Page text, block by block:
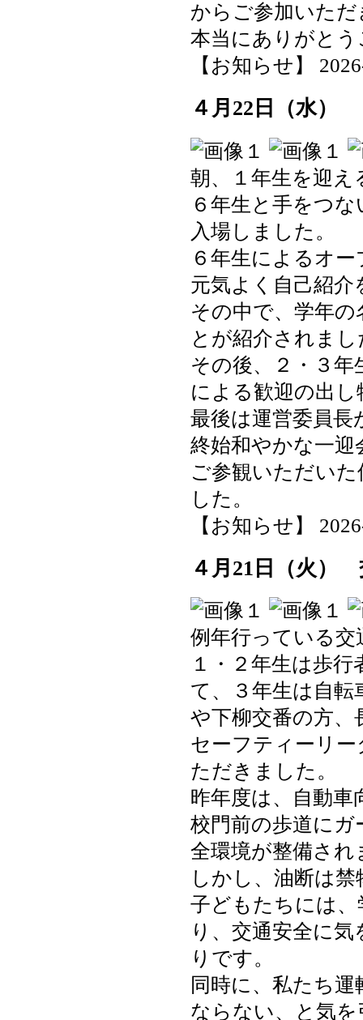
からご参加いた
本当にありがと
【お知らせ】
４月22日（水）
朝、１年生を迎え
６年生と手をつ
入場しました。
６年生によるオ
元気よく自己紹介
その中で、学年
とが紹介されまし
その後、２・３
による歓迎の出
最後は運営委員
終始和やかな一迎
ご参観いただい
した。
【お知らせ】
４月21日（火）
例年行っている交
１・２年生は歩
て、３年生は自転
や下柳交番の方、
セーフティーリ
ただきました。
昨年度は、自動
校門前の歩道に
全環境が整備され
しかし、油断は禁
子どもたちには
り、交通安全に
りです。
同時に、私たち
ならない、と気